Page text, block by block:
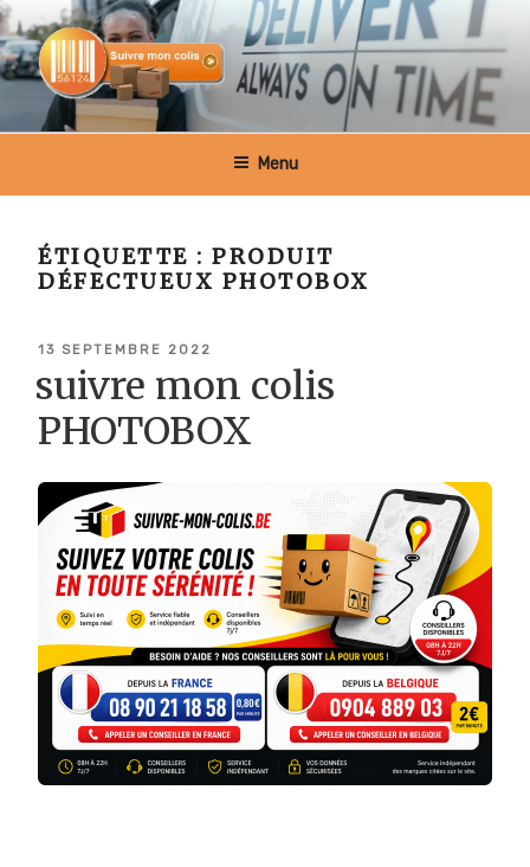
Aller
au
contenu
principal
SUIVRE MON COLIS BELGIQUE
Menu
ÉTIQUETTE :PRODUIT
DÉFECTUEUX PHOTOBOX
PUBLIÉ
13 SEPTEMBRE 2022
suivre mon colis
PHOTOBOX